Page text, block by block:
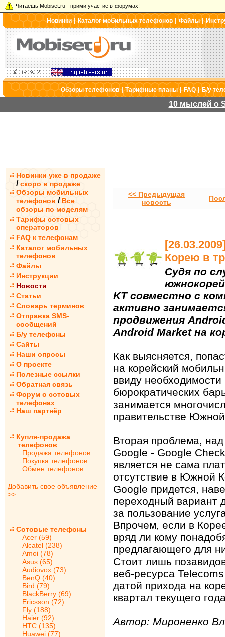
Читаешь Mobiset.ru - прими участие в форумах!
Новинки|Каталог мобильных телефонов |Файлы|
Обзоры телефонов|Тарифные планы|FAQ|Б/у
10 мыслей о
Новинки уже в продаже
/ скоро в продаже
Обзоры мобильных
телефонов / Все
обзоры по моделям
Тарифы сотовых
операторов
FAQ к телефонам
Каталог мобильных
телефонов
Файлы
Инструкции
Новости
Статьи
Словарь терминов
Отправка SMS-
сообщений
Б/у телефоны
Сайты
Наши опросы
О проекте
Полезные ссылки
Обратная связь
Форум о сотовых
телефонах
Наш партнёр
Купля-продажа
телефонов
Продажа телефонов
Покупка телефонов
Обмен телефонов
Добавить свое объявление
>>
Сотовые телефоны
Acer (59)
Alcatel (238)
Amoi (78)
Asus (65)
Audiovox (73)
BenQ (40)
Bird (79)
BlackBerry (69)
Ericsson (72)
Fly (188)
Haier (92)
HTC (135)
Huawei (77)
<< Предыдущая
новость
Корею в
Судя по
KT совместно с
активно
продвижения
Android Market на
Как выясняется,
на корейский
ввиду
бюрократических
занимается
правительстве
Вторая проблема,
Google - Google
является не сама
отсутствие в Южной
Google придется,
переходный вариант
за пользование
Впрочем, если в
вряд ли кому
предлагающего для
Стоит лишь
веб-ресурса
датой прихода на
квартал текущего
Автор: Мироненко